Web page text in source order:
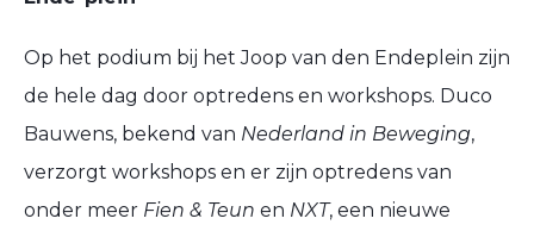
Op het podium bij het Joop van den Endeplein zijn
de hele dag door optredens en workshops. Duco
Bauwens, bekend van Nederland in Beweging,
verzorgt workshops en er zijn optredens van
onder meer Fien & Teun en NXT, een nieuwe